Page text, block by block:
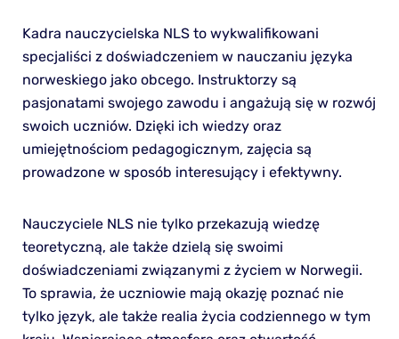
Kadra nauczycielska NLS to wykwalifikowani
specjaliści z doświadczeniem w nauczaniu języka
norweskiego jako obcego. Instruktorzy są
pasjonatami swojego zawodu i angażują się w rozwój
swoich uczniów. Dzięki ich wiedzy oraz
umiejętnościom pedagogicznym, zajęcia są
prowadzone w sposób interesujący i efektywny.
Nauczyciele NLS nie tylko przekazują wiedzę
teoretyczną, ale także dzielą się swoimi
doświadczeniami związanymi z życiem w Norwegii.
To sprawia, że uczniowie mają okazję poznać nie
tylko język, ale także realia życia codziennego w tym